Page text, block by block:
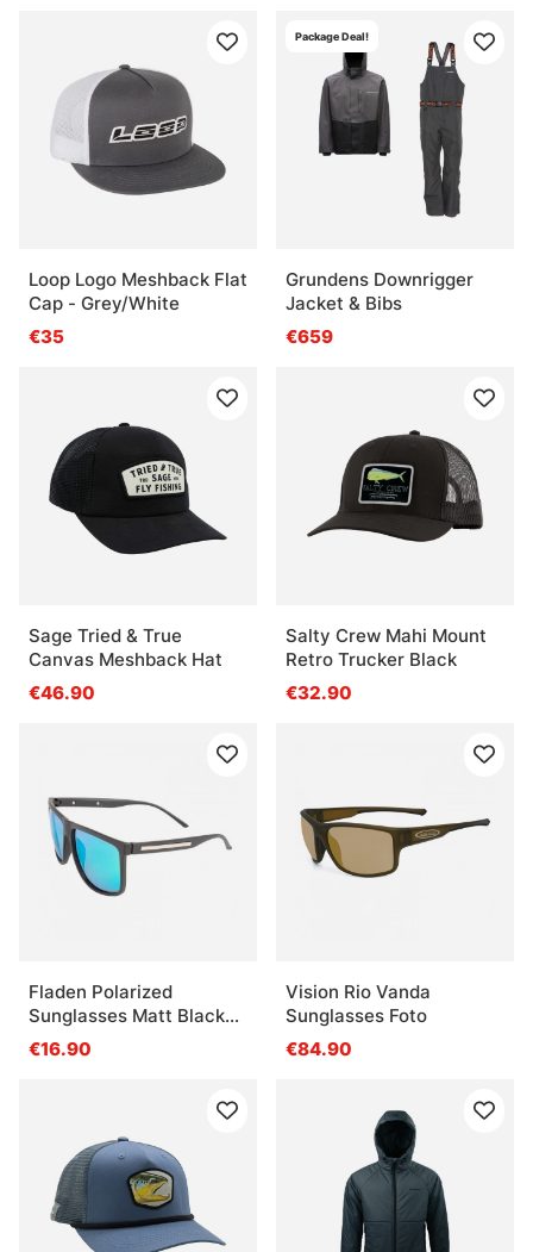
Loop Logo Meshback Flat
Cap - Grey/White
€35
Package Deal!
Grundens Downrigger
Jacket & Bibs
€659
Sage Tried & True
Canvas Meshback Hat
€46.90
Salty Crew Mahi Mount
Retro Trucker Black
€32.90
Fladen Polarized
Sunglasses Matt Black
Green/Grey Revo Lens
€16.90
Vision Rio Vanda
Sunglasses Foto
€84.90